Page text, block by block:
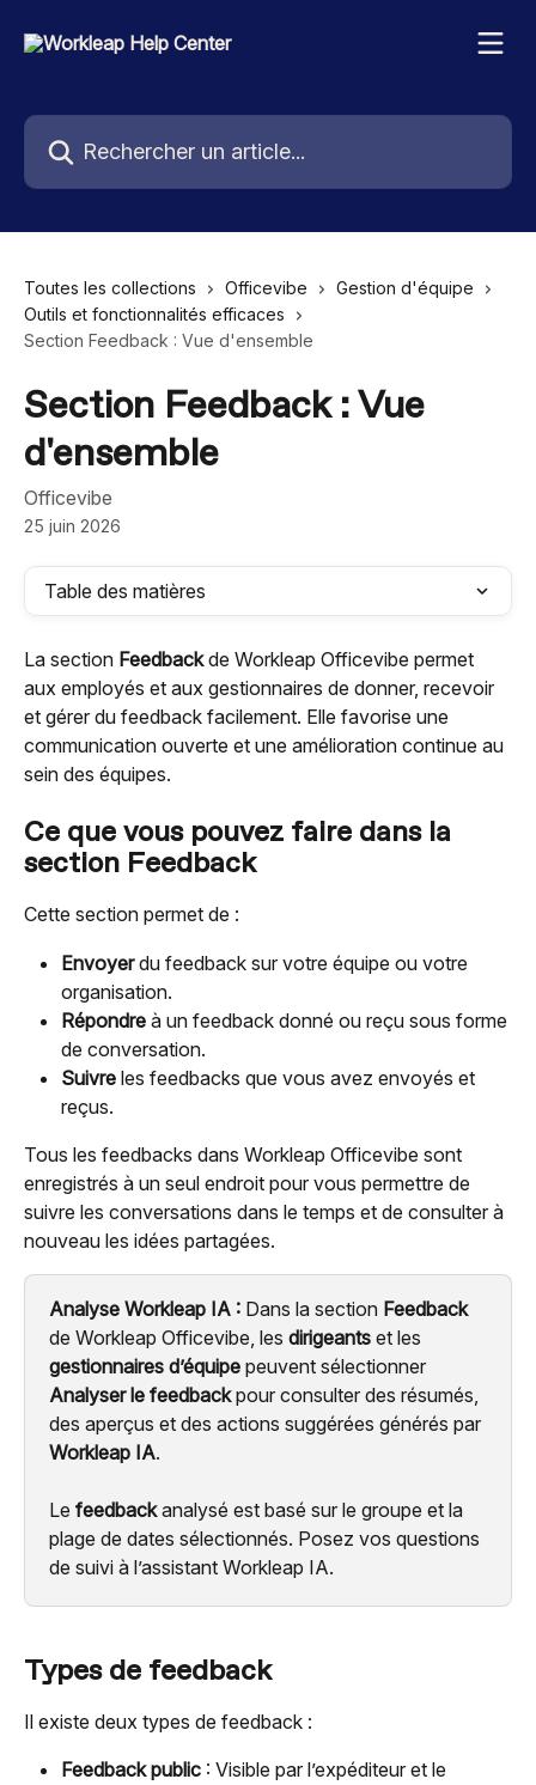
Rechercher un article...
Toutes les collections Officevibe
Gestion d'équipe
Outils et fonctionnalités efficaces
Section Feedback : Vue d'ensemble
Section Feedback : Vue
d'ensemble
Officevibe
25 juin 2026
Table des matières
La section Feedback de Workleap Officevibe permet
aux employés et aux gestionnaires de donner, recevoir
et gérer du feedback facilement. Elle favorise une
communication ouverte et une amélioration continue au
sein des équipes.
Ce que vous pouvez faire dans la
section Feedback
Cette section permet de :
Envoyer du feedback sur votre équipe ou votre
organisation.
Répondre à un feedback donné ou reçu sous forme
de conversation.
Suivre les feedbacks que vous avez envoyés et
reçus.
Tous les feedbacks dans Workleap Officevibe sont
enregistrés à un seul endroit pour vous permettre de
suivre les conversations dans le temps et de consulter à
nouveau les idées partagées.
Analyse Workleap IA : Dans la section Feedback
de Workleap Officevibe, les dirigeants et les
gestionnaires d’équipe peuvent sélectionner
Analyser le feedback pour consulter des résumés,
des aperçus et des actions suggérées générés par
Workleap IA.
Le feedback analysé est basé sur le groupe et la
plage de dates sélectionnés. Posez vos questions
de suivi à l’assistant Workleap IA.
Types de feedback
Il existe deux types de feedback :
Feedback public : Visible par l’expéditeur et le